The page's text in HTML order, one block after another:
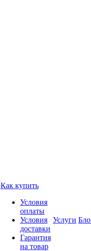
Как купить
Условия
оплаты
Условия
доставки
Гарантия
на товар
Услуги